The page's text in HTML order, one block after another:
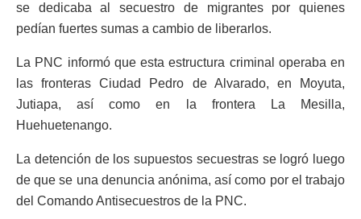
se dedicaba al secuestro de migrantes por quienes
pedían fuertes sumas a cambio de liberarlos.
La PNC informó que esta estructura criminal operaba en
las fronteras Ciudad Pedro de Alvarado, en Moyuta,
Jutiapa, así como en la frontera La Mesilla,
Huehuetenango.
La detención de los supuestos secuestras se logró luego
de que se una denuncia anónima, así como por el trabajo
del Comando Antisecuestros de la PNC.